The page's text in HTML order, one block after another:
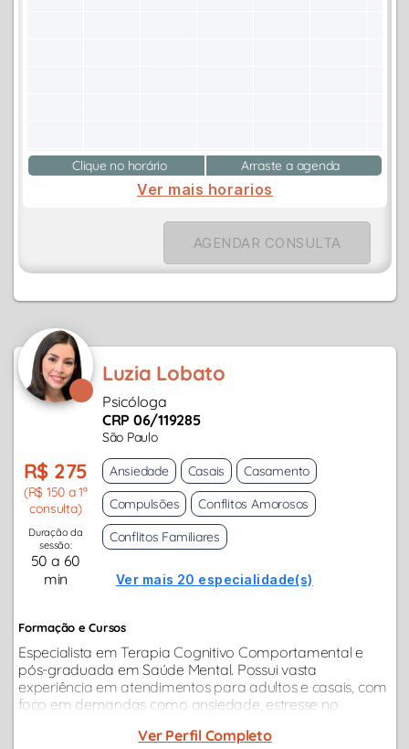
Clique no horário Arraste a agenda
Ver mais horarios
AGENDAR CONSULTA
Luzia Lobato
Psicóloga
CRP 06/119285
São Paulo
R$ 275
(R$ 150 a 1ª
consulta)
Duração da
sessão:
50 a 60
min
Ansiedade Casais
Casamento
Compulsões
Conflitos Amorosos
Conflitos Familiares
Ver mais 20 especialidade(s)
Formação e Cursos
Especialista em Terapia Cognitivo Comportamental e
pós-graduada em Saúde Mental. Possui vasta
experiência em atendimentos para adultos e casais, com
foco em demandas como ansiedade, estresse no
emocionais como autoestima e autoconfiança…
Ver Perfil Completo